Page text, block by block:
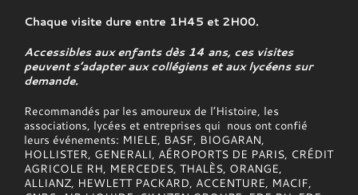
Chaque visite dure entre 1H45 et 2H00.
Accessibles aux enfants dès 14 ans, ces visites
peuvent s’adapter aux collégiens et aux lycéens sur
demande.
Recommandés par les amoureux de l’Histoire, les
associations, lycées et entreprises qui nous ont confié
leurs événements: MIELE, BASF, BIOGARAN,
HOLLISTER, GENERALI, AÉROPORTS DE PARIS, CRÉDIT
AGRICOLE RH, MERCEDES, THALÈS, ORANGE,
ALLIANZ, HEWLETT PACKARD, ACCENTURE, MACIF,